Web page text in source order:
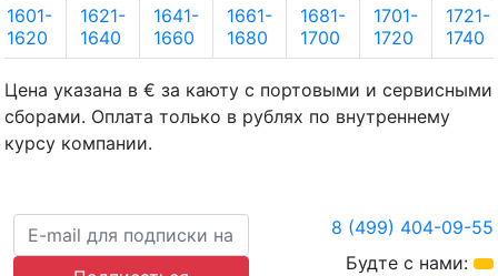
1601-
1620
1621-
1640
1641-
1660
1661-
1680
1681-
1700
1701-
1720
1721-
1740
Цена указана в € за каюту с портовыми и сервисными
сборами. Оплата только в рублях по внутреннему
курсу компании.
8 (499) 404-09-55
Будте с нами: